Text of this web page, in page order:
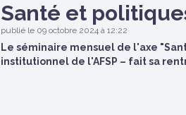
Santé et
publié le 09 octobre 2024 à 12:22
Le séminaire mensuel de l'axe
institutionnel de l'AFSP – fait sa